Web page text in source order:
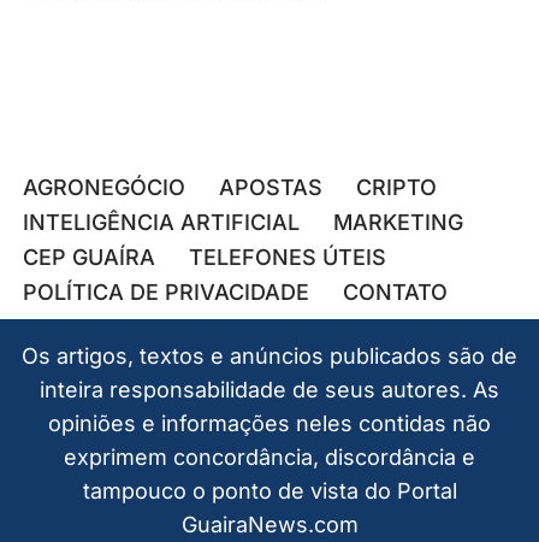
AGRONEGÓCIO APOSTAS
CRIPTO
INTELIGÊNCIA ARTIFICIAL
MARKETING
CEP GUAÍRA
TELEFONES ÚTEIS
POLÍTICA DE PRIVACIDADE
CONTATO
Os artigos, textos e anúncios publicados são de
inteira responsabilidade de seus autores. As
opiniões e informações neles contidas não
exprimem concordância, discordância e
tampouco o ponto de vista do Portal
GuairaNews.com